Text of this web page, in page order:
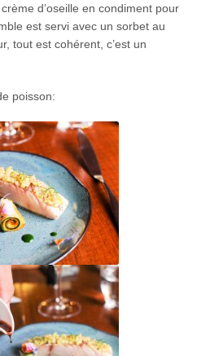
d’oseille en condiment pour
est servi avec un sorbet au
tout est cohérent, c’est un
poisson: